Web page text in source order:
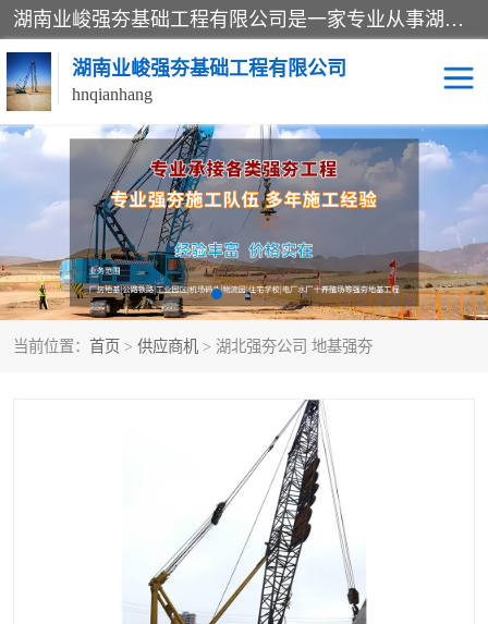
湖南业峻强夯基础工程有限公司是一家专业从事湖南强夯基础工程、强夯机租赁，地基处理的施工单位。业务覆盖：湖南、广东，江西等地。可承接1000KN.m-25000KN.m强夯（置换）工程。公司创始人是国内较早期从事强夯施工的建设者，经过多年的一步一个脚印的发展，在行业内具有较高的度和良好的口碑。
湖南业峻强夯基础工程有限公司
hnqianhang
当前位置： 首页 > 供应商机 > 湖北强夯公司 地基强夯
强夯施工案例 强夯机租赁
强夯施工工程 强夯施工队伍
强夯队伍